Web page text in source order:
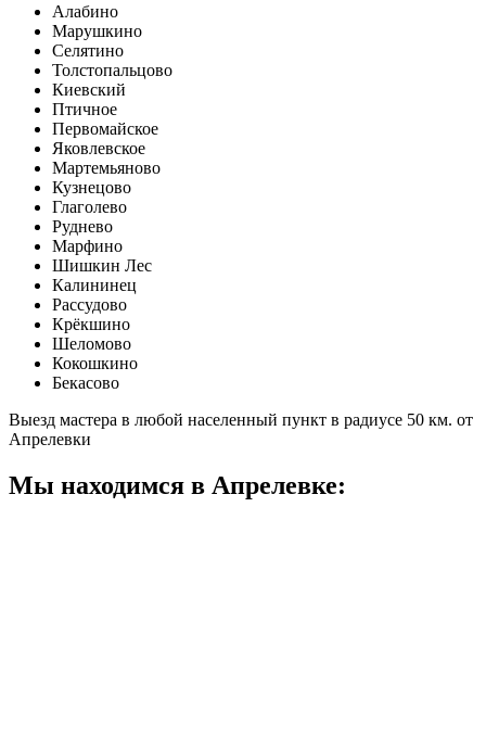
Алабино
Марушкино
Селятино
Толстопальцово
Киевский
Птичное
Первомайское
Яковлевское
Мартемьяново
Кузнецово
Глаголево
Руднево
Марфино
Шишкин Лес
Калининец
Рассудово
Крёкшино
Шеломово
Кокошкино
Бекасово
Выезд мастера в любой населенный пункт в радиусе 50 км. от
Апрелевки
Мы находимся в Апрелевке: